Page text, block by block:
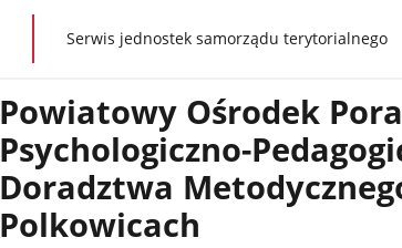
gov.plSerwis jednostek samorządu terytorialnego
Powiatowy Ośrodek
Psychologiczno-
Doradztwa
Polkowicach